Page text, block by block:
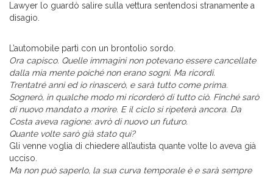
Lawyer lo guardò salire sulla vettura sentendosi stranamente a
disagio.
L’automobile partì con un brontolio sordo.
Ora capisco. Quelle immagini non potevano essere cancellate
dalla mia mente poiché non erano sogni. Ma ricordi.
Trentatré anni ed io rinascerò, e sarà tutto come prima.
Sognerò, in qualche modo mi ricorderò di tutto ciò. Finché sarò
di nuovo mandato a morire. E il ciclo si ripeterà ancora. Da
Costa aveva ragione: avrò di nuovo un futuro.
Quante volte sarò già stato qui?
Gli venne voglia di chiedere all’autista quante volte lo aveva già
ucciso.
Ma non può saperlo, la sua curva temporale è e sarà sempre